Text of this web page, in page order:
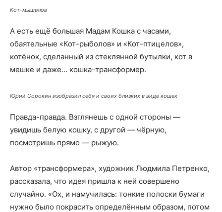
Кот-мышелов
А есть ещё большая Мадам Кошка с часами,
обаятельные «Кот-рыболов» и «Кот-птицелов»,
котёнок, сделанный из стеклянной бутылки, кот в
мешке и даже… кошка-трансформер.
Юрий Сорокин изобразил себя и своих близких в виде кошек
Правда-правда. Взглянешь с одной стороны —
увидишь белую кошку, с другой — чёрную,
посмотришь прямо — рыжую.
Автор «трансформера», художник Людмила Петренко,
рассказала, что идея пришла к ней совершено
случайно. «Ох, и намучилась: тонкие полоски бумаги
нужно было покрасить определённым образом, потом